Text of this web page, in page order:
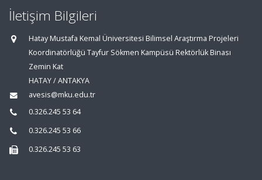
İletişim Bilgileri
Hatay Mustafa Kemal Üniversitesi Bilimsel Araştırma Projeleri
Koordinatörlüğü Tayfur Sökmen Kampüsü Rektörlük Binası
Zemin Kat
HATAY / ANTAKYA
avesis@mku.edu.tr
0.326.245 53 64
0.326.245 53 66
0.326.245 53 63